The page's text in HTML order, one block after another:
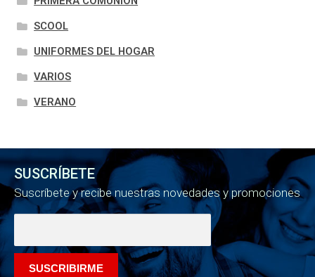
SCOOL
UNIFORMES DEL HOGAR
VARIOS
VERANO
SUSCRÍBETE
Suscríbete y recibe nuestras novedades y promociones